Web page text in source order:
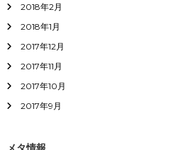
2018年2月
2018年1月
2017年12月
2017年11月
2017年10月
2017年9月